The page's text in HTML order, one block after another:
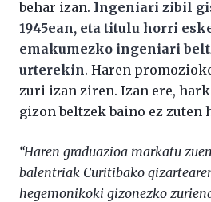
behar izan. Ingeniari zibil
1945ean, eta titulu horri
emakumezko ingeniari
urterekin. Haren
zuri izan ziren. Izan ere,
gizon beltzek baino ez
“Haren graduazioa markatu
balentriak Curitibako
hegemonikoki gizonezko